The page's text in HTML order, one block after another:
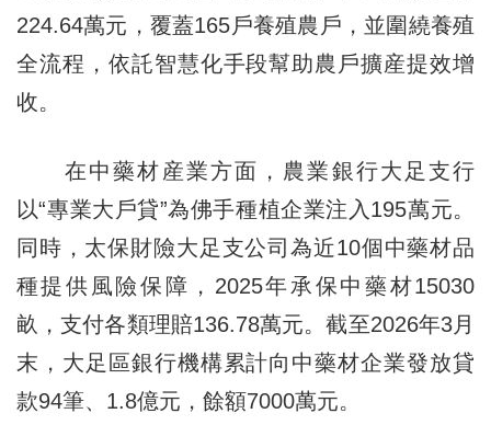
224.64萬元，覆蓋165戶養殖農戶，並圍繞養殖
全流程，依託智慧化手段幫助農戶擴産提效增
收。
在中藥材産業方面，農業銀行大足支行
以“專業大戶貸”為佛手種植企業注入195萬元。
同時，太保財險大足支公司為近10個中藥材品
種提供風險保障，2025年承保中藥材15030
畝，支付各類理賠136.78萬元。截至2026年3月
末，大足區銀行機構累計向中藥材企業發放貸
款94筆、1.8億元，餘額7000萬元。